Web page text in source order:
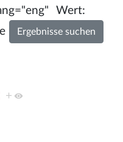
Wert:
+